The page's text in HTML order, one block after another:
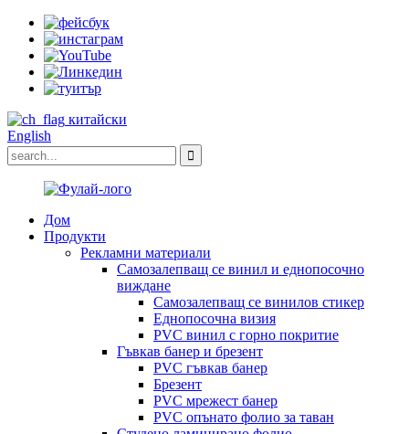
китайски
English
Дом
Продукти
Рекламни материали
Самозалепващ се винил и еднопосочно
виждане
Самозалепващ се винилов стикер
Еднопосочна визия
PVC винил с горно покритие
Гъвкав банер и брезент
PVC гъвкав банер
Брезент
PVC мрежест банер
PVC опънато фолио за таван